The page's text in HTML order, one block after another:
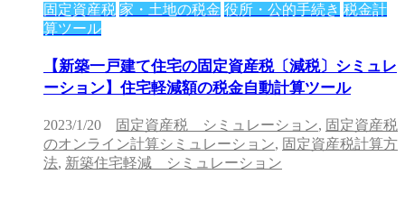
固定資産税 家・土地の税金 役所・公的手続き 税金計
算ツール
【新築一戸建て住宅の固定資産税〔減税〕シミュレ
ーション】住宅軽減額の税金自動計算ツール
2023/1/20 固定資産税 シミュレーション, 固定資産税
のオンライン計算シミュレーション, 固定資産税計算方
法, 新築住宅軽減 シミュレーション